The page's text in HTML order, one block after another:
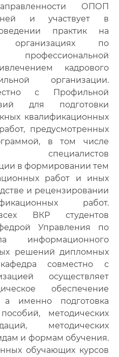
ОПОП
и участвует в
практик на
по
кадрового
организации.
с Профильной
для подготовки
квалификационных
предусмотренных
в том числе
в формировании тем
работ и иных
и рецензировании
работ.
ВКР студентов
Управления по
информационного
решений дипломных
совместно с
осуществляет
обеспечение
именно подготовка
методических
методических
и формам обучения.
обучающих курсов